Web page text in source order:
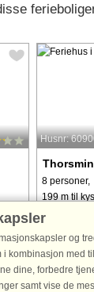
Husnr:
8 personer,
199 m til
perfekte
sommerhus
oase tæt på
og
kombinasjon med
dine, forbedre
samt vise de